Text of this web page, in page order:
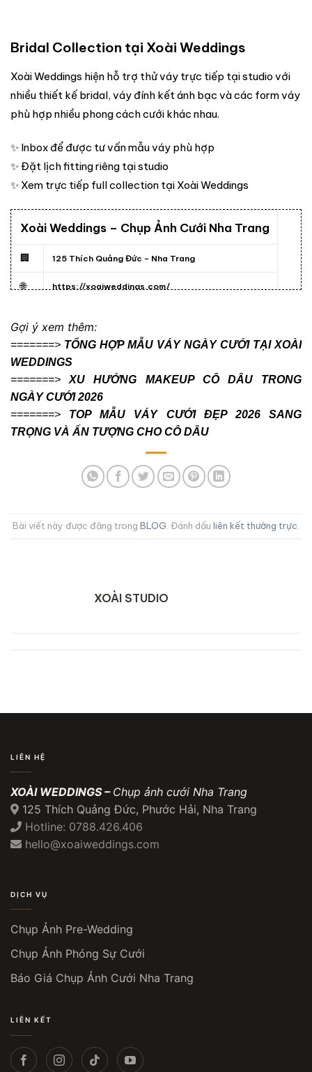
Bridal Collection tại Xoài Weddings
Xoài Weddings hiện hỗ trợ thử váy trực tiếp tại studio với
nhiều thiết kế bridal, váy đính kết ánh bạc và các form váy
phù hợp nhiều phong cách cưới khác nhau.
✨ Inbox để được tư vấn mẫu váy phù hợp
✨ Đặt lịch fitting riêng tại studio
✨ Xem trực tiếp full collection tại Xoài Weddings
Xoài Weddings – Chụp Ảnh Cưới Nha Trang
🏢 125 Thích Quảng Đức – Nha Trang
🌐 https://xoaiweddings.com/
Gợi ý xem thêm:
=======> TỔNG HỢP MẪU VÁY NGÀY CƯỚI TẠI XOÀI
WEDDINGS
=======>XU HƯỚNG MAKEUP CÔ DÂU TRONG
NGÀY CƯỚI 2026
=======> TOP MẪU VÁY CƯỚI ĐẸP 2026 SANG
TRỌNG VÀ ẤN TƯỢNG CHO CÔ DÂU
Bài viết này được đăng trong BLOG. Đánh dấu liên kết thường trực.
XOÀI STUDIO
LIÊN HỆ
XOÀI WEDDINGS – Chụp ảnh cưới Nha Trang
125 Thích Quảng Đức, Phước Hải, Nha Trang
Hotline: 0788.426.406
hello@xoaiweddings.com
DỊCH VỤ
Chụp Ảnh Pre-Wedding
Chụp Ảnh Phóng Sự Cưới
Báo Giá Chụp Ảnh Cưới Nha Trang
LIÊN KẾT